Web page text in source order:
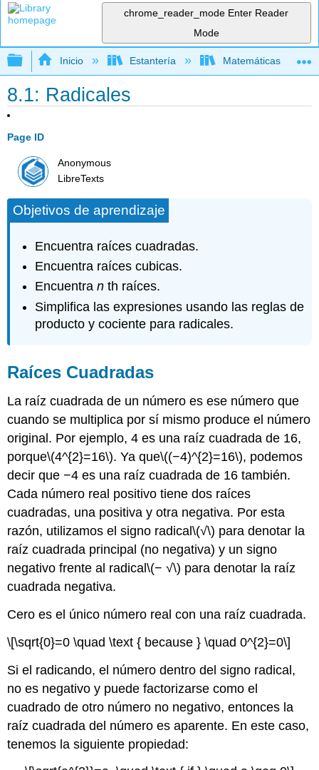
chrome_reader_mode Enter Reader
Mode
Expandir/contraer jerarquía global
Inicio Estantería Matemáticas
8.1: Radicales
Page ID
Anonymous
LibreTexts
Objetivos de aprendizaje
Encuentra raíces cuadradas.
Encuentra raíces cubicas.
Encuentran th raíces.
Simplifica las expresiones usando las reglas de
producto y cociente para radicales.
Raíces Cuadradas
La raíz cuadrada de un número es ese número que
cuando se multiplica por sí mismo produce el número
original. Por ejemplo, 4 es una raíz cuadrada de 16,
porque\(4^{2}=16\). Ya que\((−4)^{2}=16\), podemos
decir que −4 es una raíz cuadrada de 16 también.
Cada número real positivo tiene dos raíces
cuadradas, una positiva y otra negativa. Por esta
razón, utilizamos el signo radical\(√\) para denotar la
raíz cuadrada principal (no negativa) y un signo
negativo frente al radical\(− √\) para denotar la raíz
cuadrada negativa.
Cero es el único número real con una raíz cuadrada.
\[\sqrt{0}=0 \quad \text { because } \quad 0^{2}=0\]
Si el radicando, el número dentro del signo radical,
no es negativo y puede factorizarse como el
cuadrado de otro número no negativo, entonces la
raíz cuadrada del número es aparente. En este caso,
tenemos la siguiente propiedad: